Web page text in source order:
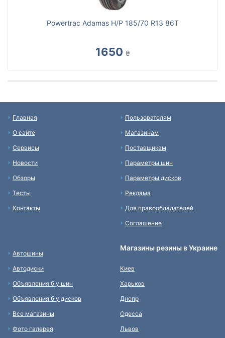
Powertrac Adamas H/P 185/70 R13 86T
1650 ₴
Главная
О сайте
Сервисы
Новости
Обзоры
Тесты
Контакты
Пользователям
Магазинам
Поставщикам
Параметры шин
Параметры дисков
Реклама
Для правообладателей
Соглашение
Автошины
Автодиски
Объявления б у шин
Объявления б у дисков
Все магазины
Фото галерея
Магазины резины в Украине
Киев
Харьков
Днепр
Одесса
Львов